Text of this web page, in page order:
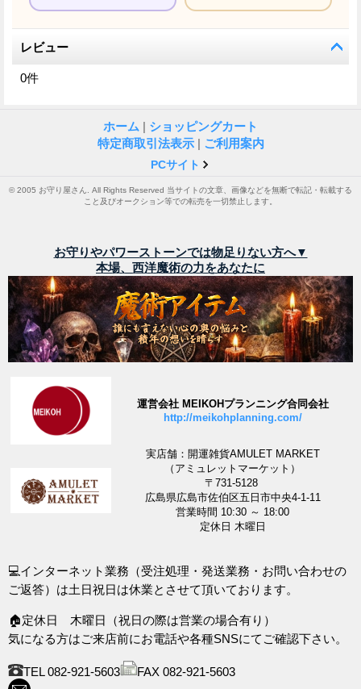
レビュー
0件
ホーム | ショッピングカート
特定商取引法表示 | ご利用案内
PCサイト
© 2005 お守り屋さん. All Rights Reserved 当サイトの文章、画像などを無断で転記・転載する
こと及びオークション等での転売を一切禁止します。
お守りやパワーストーンでは物足りない方へ▼
本場、西洋魔術の力をあなたに
運営会社 MEIKOHプランニング合同会社
http://meikohplanning.com/
実店舗：開運雑貨AMULET MARKET
（アミュレットマーケット）
〒731-5128
広島県広島市佐伯区五日市中央4-1-11
営業時間 10:30 ～ 18:00
定休日 木曜日
💻インターネット業務（受注処理・発送業務・お問い合わせの
ご返答）は土日祝日は休業とさせて頂いております。
🏠定休日 木曜日（祝日の際は営業の場合有り）
気になる方はご来店前にお電話や各種SNSにてご確認下さい。
TEL 082-921-5603 FAX 082-921-5603